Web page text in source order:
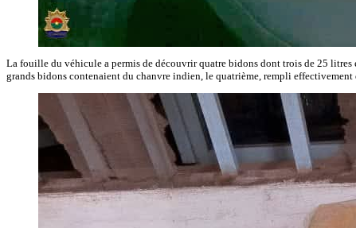
La fouille du véhicule a permis de découvrir quatre bidons dont trois de 25
grands bidons contenaient du chanvre indien, le quatrième, rempli